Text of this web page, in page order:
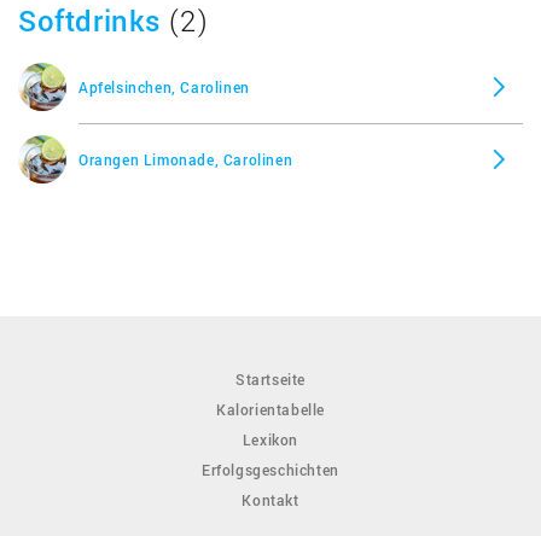
Softdrinks (2)
Apfelsinchen, Carolinen
Orangen Limonade, Carolinen
Startseite
Kalorientabelle
Lexikon
Erfolgsgeschichten
Kontakt